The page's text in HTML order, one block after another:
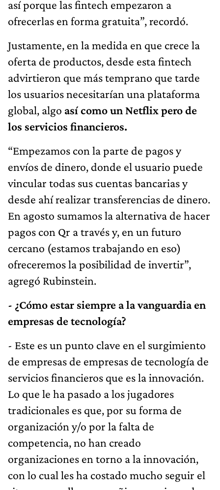
así porque las fintech empezaron a
ofrecerlas en forma gratuita”, recordó.
Justamente, en la medida en que crece la
oferta de productos, desde esta fintech
advirtieron que más temprano que tarde
los usuarios necesitarían una plataforma
global, algo así como un Netflix pero de
los servicios financieros.
“Empezamos con la parte de pagos y
envíos de dinero, donde el usuario puede
vincular todas sus cuentas bancarias y
desde ahí realizar transferencias de dinero.
En agosto sumamos la alternativa de hacer
pagos con Qr a través y, en un futuro
cercano (estamos trabajando en eso)
ofreceremos la posibilidad de invertir”,
agregó Rubinstein.
- ¿Cómo estar siempre a la vanguardia en
empresas de tecnología?
- Este es un punto clave en el surgimiento
de empresas de empresas de tecnología de
servicios financieros que es la innovación.
Lo que le ha pasado a los jugadores
tradicionales es que, por su forma de
organización y/o por la falta de
competencia, no han creado
organizaciones en torno a la innovación,
con lo cual les ha costado mucho seguir el